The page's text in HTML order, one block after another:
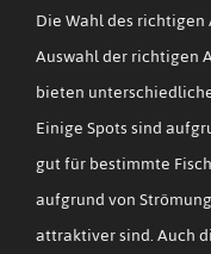
Die Wahl des
Auswahl der richtigen
bieten
Einige Spots sind
gut für bestimmte
aufgrund von
attraktiver sind. Auch